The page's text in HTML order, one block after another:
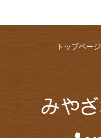
トップページ